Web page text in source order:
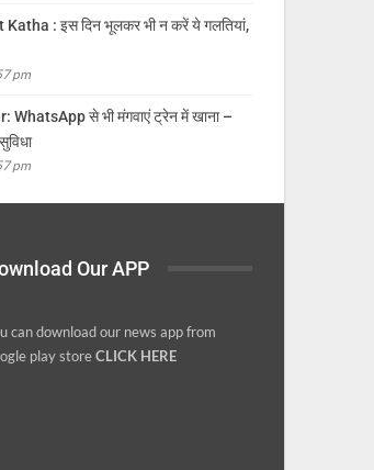
: इस दिन भूलकर भी न करें ये गलतियां,
pm
WhatsApp से भी मंगवाएं ट्रेन में खाना –
pm
Our APP
can download our news app from
play storeCLICK HERE